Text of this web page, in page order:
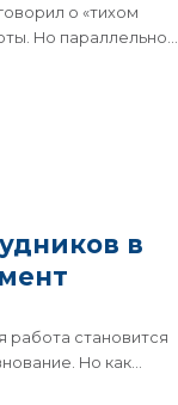
о «тихом
Но параллельно
Stay или
в
работа становится
Но как
а объединяет?